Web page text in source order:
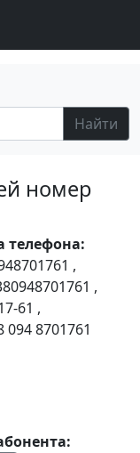
Найти
номер
телефона:
,
,
61 ,
094 8701761